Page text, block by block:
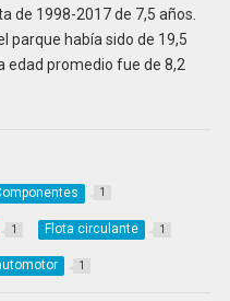
de 1998-2017 de 7,5 años.
parque había sido de 19,5
edad promedio fue de 8,2
1
1 Flota circulante 1
1